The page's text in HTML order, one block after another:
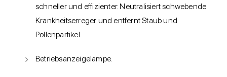
schneller und effizienter. Neutralisiert schwebende
Krankheitserreger und entfernt Staub und
Pollenpartikel.
Betriebsanzeigelampe.